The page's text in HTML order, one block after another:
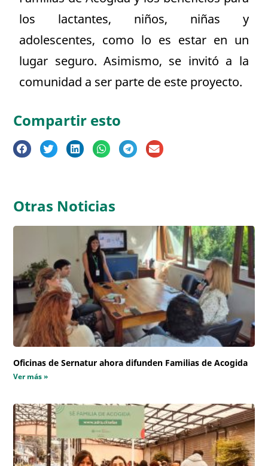
los lactantes, niños, niñas y
adolescentes, como lo es estar en un
lugar seguro. Asimismo, se invitó a la
comunidad a ser parte de este proyecto.
Compartir esto
Otras Noticias
Oficinas de Sernatur ahora difunden Familias de Acogida
Ver más »